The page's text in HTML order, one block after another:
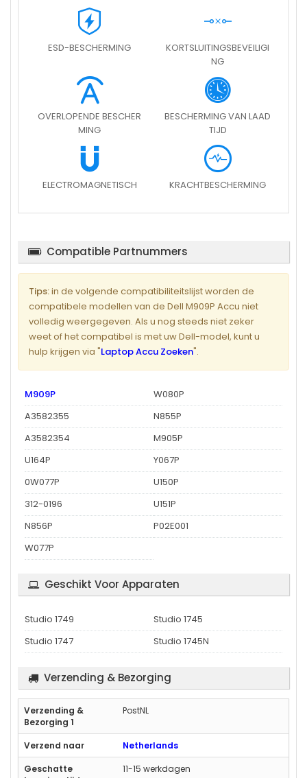
ESD-BESCHERMING
KORTSLUITINGSBEVEILIGI
NG
OVERLOPENDE BESCHER
MING
BESCHERMING VAN LAAD
TIJD
ELECTROMAGNETISCH KRACHTBESCHERMING
Compatible Partnummers
Tips:in de volgende compatibiliteitslijst worden de
compatibele modellen van de Dell M909P Accu niet
volledig weergegeven. Als u nog steeds niet zeker
weet of het compatibel is met uw Dell-model, kunt u
hulp krijgen via "Laptop Accu Zoeken".
M909P
W080P
A3582355
N855P
A3582354
M905P
U164P
Y067P
0W077P
U150P
312-0196
U151P
N856P
P02E001
W077P
Geschikt Voor Apparaten
Studio 1749
Studio 1745
Studio 1747
Studio 1745N
Verzending & Bezorging
PostNL
Netherlands
11-15 werkdagen